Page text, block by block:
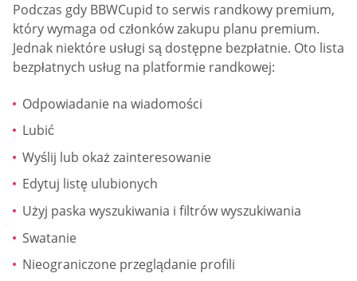
Podczas gdy BBWCupid to serwis randkowy premium,
który wymaga od członków zakupu planu premium.
Jednak niektóre usługi są dostępne bezpłatnie. Oto lista
bezpłatnych usług na platformie randkowej:
Odpowiadanie na wiadomości
Lubić
Wyślij lub okaż zainteresowanie
Edytuj listę ulubionych
Użyj paska wyszukiwania i filtrów wyszukiwania
Swatanie
Nieograniczone przeglądanie profili